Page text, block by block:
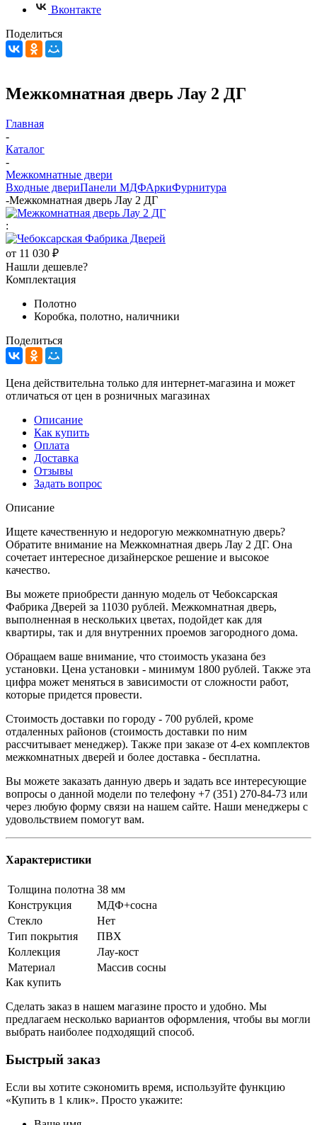
Вконтакте
Поделиться
Межкомнатная дверь Лау 2 ДГ
Главная
-
Каталог
-
Межкомнатные двери
Входные двериПанели МДФАркиФурнитура
-Межкомнатная дверь Лау 2 ДГ
:
от 11 030 ₽
Нашли дешевле?
Комплектация
Полотно
Коробка, полотно, наличники
Поделиться
Цена действительна только для интернет-магазина и может
отличаться от цен в розничных магазинах
Описание
Как купить
Оплата
Доставка
Отзывы
Задать вопрос
Описание
Ищете качественную и недорогую межкомнатную дверь?
Обратите внимание на Межкомнатная дверь Лау 2 ДГ. Она
сочетает интересное дизайнерское решение и высокое
качество.
Вы можете приобрести данную модель от Чебоксарская
Фабрика Дверей за 11030 рублей. Межкомнатная дверь,
выполненная в нескольких цветах, подойдет как для
квартиры, так и для внутренних проемов загородного дома.
Обращаем ваше внимание, что стоимость указана без
установки. Цена установки - минимум 1800 рублей. Также эта
цифра может меняться в зависимости от сложности работ,
которые придется провести.
Стоимость доставки по городу - 700 рублей, кроме
отдаленных районов (стоимость доставки по ним
рассчитывает менеджер). Также при заказе от 4-ех комплектов
межкомнатных дверей и более доставка - бесплатна.
Вы можете заказать данную дверь и задать все интересующие
вопросы о данной модели по телефону +7 (351) 270-84-73 или
через любую форму связи на нашем сайте. Наши менеджеры с
удовольствием помогут вам.
Характеристики
Толщина полотна 38 мм
Конструкция
МДФ+сосна
Стекло
Нет
Тип покрытия
ПВХ
Коллекция
Лау-кост
Материал
Массив сосны
Как купить
Сделать заказ в нашем магазине просто и удобно. Мы
предлагаем несколько вариантов оформления, чтобы вы могли
выбрать наиболее подходящий способ.
Быстрый заказ
Если вы хотите сэкономить время, используйте функцию
«Купить в 1 клик». Просто укажите: